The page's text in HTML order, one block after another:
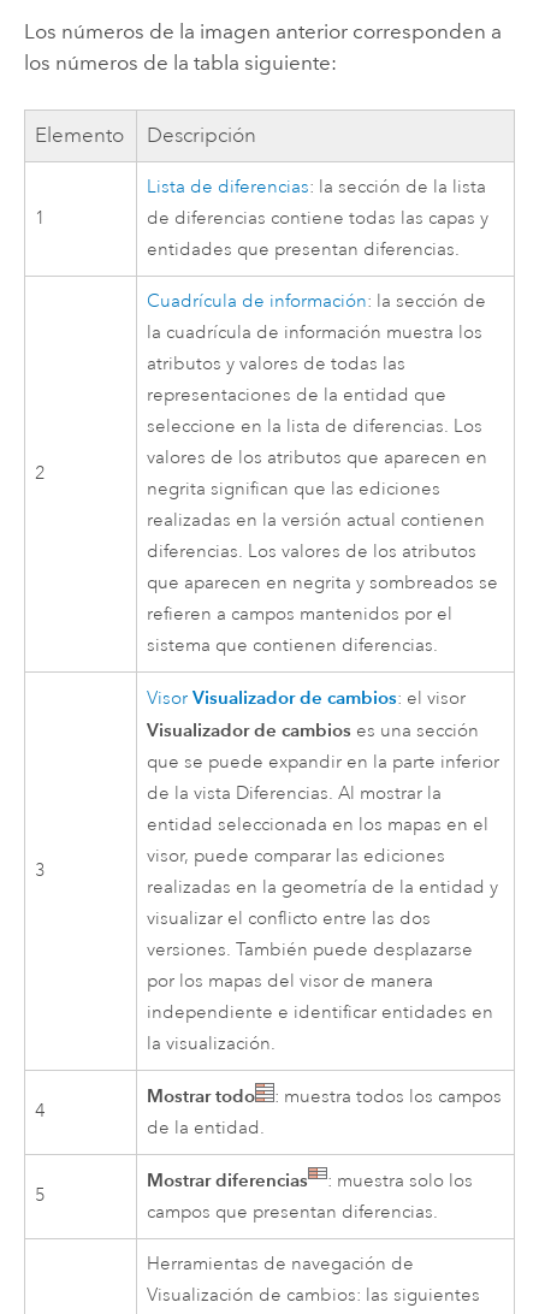
Los números de la imagen anterior corresponden a
los números de la tabla siguiente:
Elemento Descripción
1
Lista de diferencias: la sección de la lista
de diferencias contiene todas las capas y
entidades que presentan diferencias.
2
Cuadrícula de información: la sección de
la cuadrícula de información muestra los
atributos y valores de todas las
representaciones de la entidad que
seleccione en la lista de diferencias. Los
valores de los atributos que aparecen en
negrita significan que las ediciones
realizadas en la versión actual contienen
diferencias. Los valores de los atributos
que aparecen en negrita y sombreados se
refieren a campos mantenidos por el
sistema que contienen diferencias.
3
VisorVisualizador de cambios: el visor
Visualizador de cambios es una sección
que se puede expandir en la parte inferior
de la vista Diferencias. Al mostrar la
entidad seleccionada en los mapas en el
visor, puede comparar las ediciones
realizadas en la geometría de la entidad y
visualizar el conflicto entre las dos
versiones. También puede desplazarse
por los mapas del visor de manera
independiente e identificar entidades en
la visualización.
4
Mostrar todo
: muestra todos los campos
de la entidad.
5
Mostrar diferencias
: muestra solo los
campos que presentan diferencias.
Herramientas de navegación de
Visualización de cambios: las siguientes